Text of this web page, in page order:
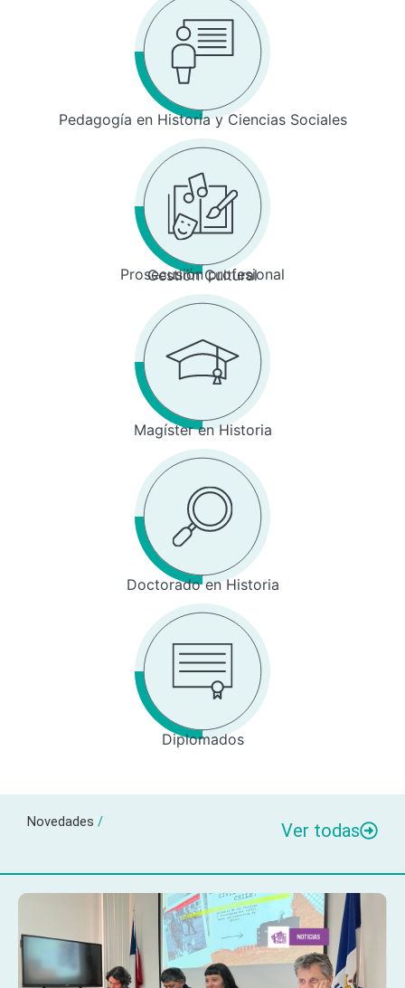
Pedagogía en Historia y Ciencias Sociales
Prosecusión profesional
Gestión Cultural
Magíster en Historia
Doctorado en Historia
Diplomados
Novedades / Ver todas